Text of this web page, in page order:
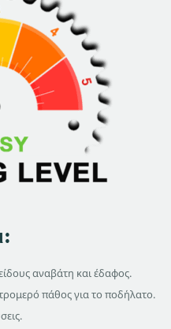
αναβάτη και έδαφος.
πάθος για το ποδήλατο.